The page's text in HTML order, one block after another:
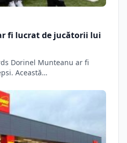
fi lucrat de jucătorii lui
Dorinel Munteanu ar fi
Această…